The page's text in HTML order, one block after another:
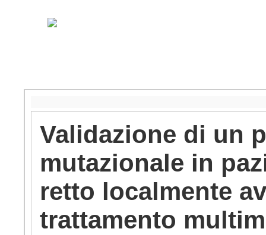
Validazione di un
mutazionale in
retto localmente
trattamento